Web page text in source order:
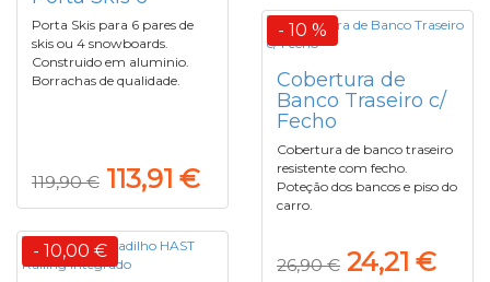
Porta Skis para 6 pares de
skis ou 4 snowboards.
Construido em aluminio.
Borrachas de qualidade.
119,90 € 113,91 €
- 10 %
Cobertura de
Banco Traseiro c/
Fecho
Cobertura de banco traseiro
resistente com fecho.
Poteção dos bancos e piso do
carro.
26,90 € 24,21 €
- 10,00 €